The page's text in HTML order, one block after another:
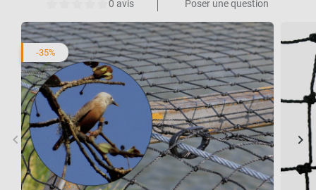
0 avis
Poser une question
-35%
Précédent
keyboard_arrow_left keyboard_arrow_right